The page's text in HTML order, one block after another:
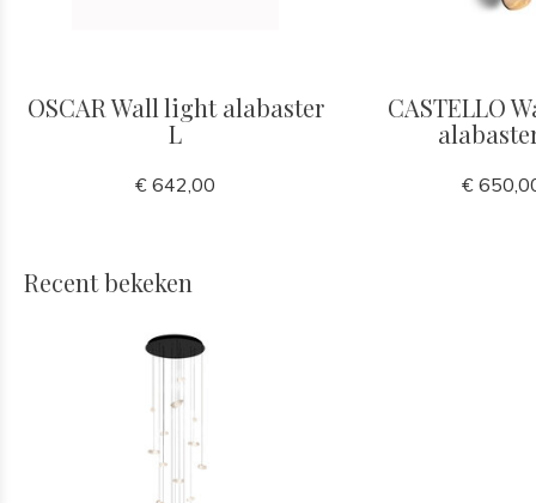
OSCAR Wall light alabaster
L
€ 642,00
CASTELLO
€
Recent bekeken